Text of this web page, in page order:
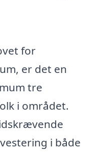
for
er det en
tre
i området.
i både